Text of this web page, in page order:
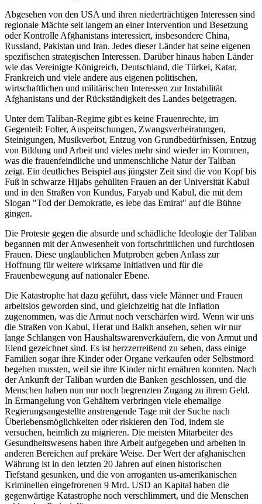
Abgesehen von den USA und ihren niederträchtigen Interessen sind
regionale Mächte seit langem an einer Intervention und Besetzung
oder Kontrolle Afghanistans interessiert, insbesondere China,
Russland, Pakistan und Iran. Jedes dieser Länder hat seine eigenen
spezifischen strategischen Interessen. Darüber hinaus haben Länder
wie das Vereinigte Königreich, Deutschland, die Türkei, Katar,
Frankreich und viele andere aus eigenen politischen,
wirtschaftlichen und militärischen Interessen zur Instabilität
Afghanistans und der Rückständigkeit des Landes beigetragen.
Unter dem Taliban-Regime gibt es keine Frauenrechte, im
Gegenteil: Folter, Auspeitschungen, Zwangsverheiratungen,
Steinigungen, Musikverbot, Entzug von Grundbedürfnissen, Entzug
von Bildung und Arbeit und vieles mehr sind wieder im Kommen,
was die frauenfeindliche und unmenschliche Natur der Taliban
zeigt. Ein deutliches Beispiel aus jüngster Zeit sind die von Kopf bis
Fuß in schwarze Hijabs gehüllten Frauen an der Universität Kabul
und in den Straßen von Kundus, Faryab und Kabul, die mit dem
Slogan "Tod der Demokratie, es lebe das Emirat" auf die Bühne
gingen.
Die Proteste gegen die absurde und schädliche Ideologie der Taliban
begannen mit der Anwesenheit von fortschrittlichen und furchtlosen
Frauen. Diese unglaublichen Mutproben geben Anlass zur
Hoffnung für weitere wirksame Initiativen und für die
Frauenbewegung auf nationaler Ebene.
Die Katastrophe hat dazu geführt, dass viele Männer und Frauen
arbeitslos geworden sind, und gleichzeitig hat die Inflation
zugenommen, was die Armut noch verschärfen wird. Wenn wir uns
die Straßen von Kabul, Herat und Balkh ansehen, sehen wir nur
lange Schlangen von Haushaltswarenverkäufern, die von Armut und
Elend gezeichnet sind. Es ist herzzerreißend zu sehen, dass einige
Familien sogar ihre Kinder oder Organe verkaufen oder Selbstmord
begehen mussten, weil sie ihre Kinder nicht ernähren konnten. Nach
der Ankunft der Taliban wurden die Banken geschlossen, und die
Menschen haben nun nur noch begrenzten Zugang zu ihrem Geld.
In Ermangelung von Gehältern verbringen viele ehemalige
Regierungsangestellte anstrengende Tage mit der Suche nach
Überlebensmöglichkeiten oder riskieren den Tod, indem sie
versuchen, heimlich zu migrieren. Die meisten Mitarbeiter des
Gesundheitswesens haben ihre Arbeit aufgegeben und arbeiten in
anderen Bereichen auf prekäre Weise. Der Wert der afghanischen
Währung ist in den letzten 20 Jahren auf einen historischen
Tiefstand gesunken, und die von arroganten us-amerikanischen
Kriminellen eingefrorenen 9 Mrd. USD an Kapital haben die
gegenwärtige Katastrophe noch verschlimmert, und die Menschen